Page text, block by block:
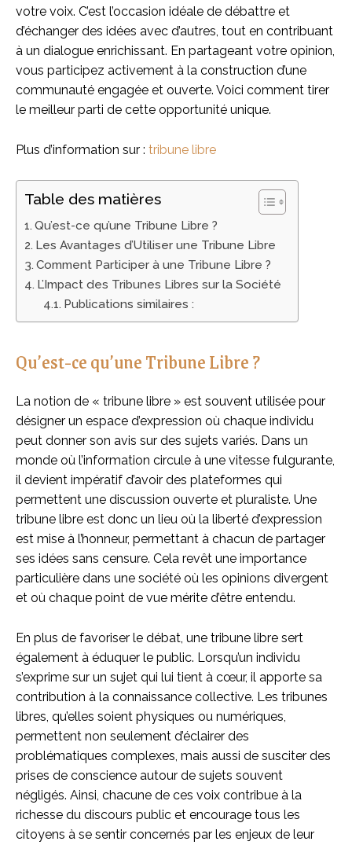
votre voix. C’est l’occasion idéale de débattre et
d’échanger des idées avec d’autres, tout en contribuant
à un dialogue enrichissant. En partageant votre opinion,
vous participez activement à la construction d’une
communauté engagée et ouverte. Voici comment tirer
le meilleur parti de cette opportunité unique.
Plus d’information sur : tribune libre
Table des matières
Qu’est-ce qu’une Tribune Libre ?
Les Avantages d’Utiliser une Tribune Libre
Comment Participer à une Tribune Libre ?
L’Impact des Tribunes Libres sur la Société
Publications similaires :
Qu’est-ce qu’une Tribune Libre ?
La notion de « tribune libre » est souvent utilisée pour
désigner un espace d’expression où chaque individu
peut donner son avis sur des sujets variés. Dans un
monde où l’information circule à une vitesse fulgurante,
il devient impératif d’avoir des plateformes qui
permettent une discussion ouverte et pluraliste. Une
tribune libre est donc un lieu où la liberté d’expression
est mise à l’honneur, permettant à chacun de partager
ses idées sans censure. Cela revêt une importance
particulière dans une société où les opinions divergent
et où chaque point de vue mérite d’être entendu.
En plus de favoriser le débat, une tribune libre sert
également à éduquer le public. Lorsqu’un individu
s’exprime sur un sujet qui lui tient à cœur, il apporte sa
contribution à la connaissance collective. Les tribunes
libres, qu’elles soient physiques ou numériques,
permettent non seulement d’éclairer des
problématiques complexes, mais aussi de susciter des
prises de conscience autour de sujets souvent
négligés. Ainsi, chacune de ces voix contribue à la
richesse du discours public et encourage tous les
citoyens à se sentir concernés par les enjeux de leur